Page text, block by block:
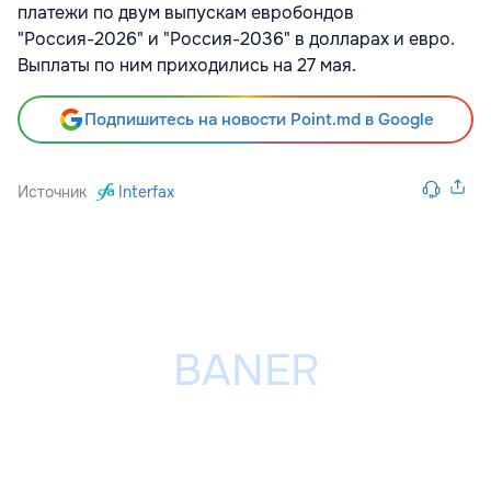
платежи по двум выпускам евробондов
"Россия-2026" и "Россия-2036" в долларах и евро.
Выплаты по ним приходились на 27 мая.
Подпишитесь на новости Point.md в Google
Источник Interfax